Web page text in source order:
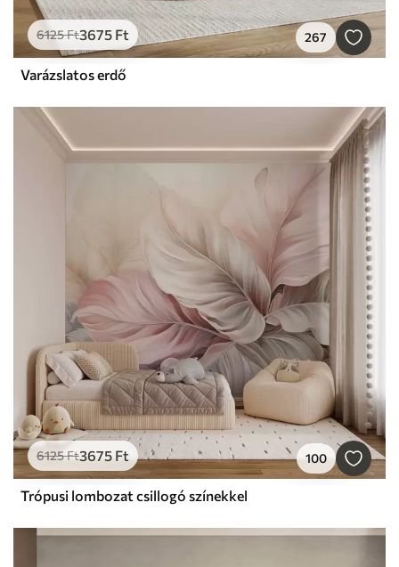
6125Ft3675 Ft 267
Varázslatos erdő
6125Ft3675 Ft 100
Trópusi lombozat csillogó színekkel